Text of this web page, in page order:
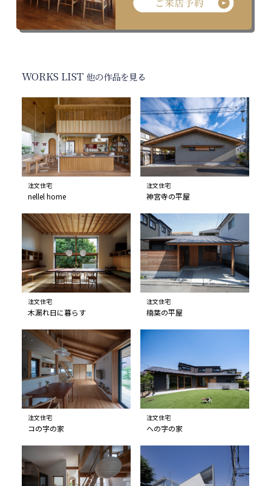
WORKS LIST 他の作品を見る
注文住宅
nellel home
注文住宅
神宮寺の平屋
注文住宅
木漏れ日に暮らす
注文住宅
楠葉の平屋
注文住宅
コの字の家
注文住宅
への字の家